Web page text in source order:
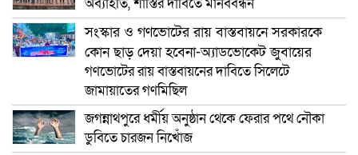
সংস্কার ও গণভোটের রায় বাস্তবায়নে সরকারকে
কোন ছাড় দেয়া হবেনা-অ্যাডভোকেট জুবায়ের
গণভোটের রায় বাস্তবায়নের দাবিতে সিলেটে
জামায়াতের গণমিছিল
জগন্নাথপুরে ধর্মীয় অনুষ্ঠান থেকে ফেরার পথে নৌকা
ডুবিতে চারজন নিখোঁজ